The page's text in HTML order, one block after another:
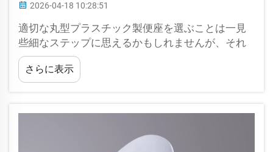
2026-04-18 10:28:51
適切な丸型プラスチック製便座を選ぶことは一見
些細なステップに思えるかもしれませんが、それ
は日々の快適性、バスルームの衛生状態、さらに
はインテリアデザインにも大きく貢献します…
さらに表示